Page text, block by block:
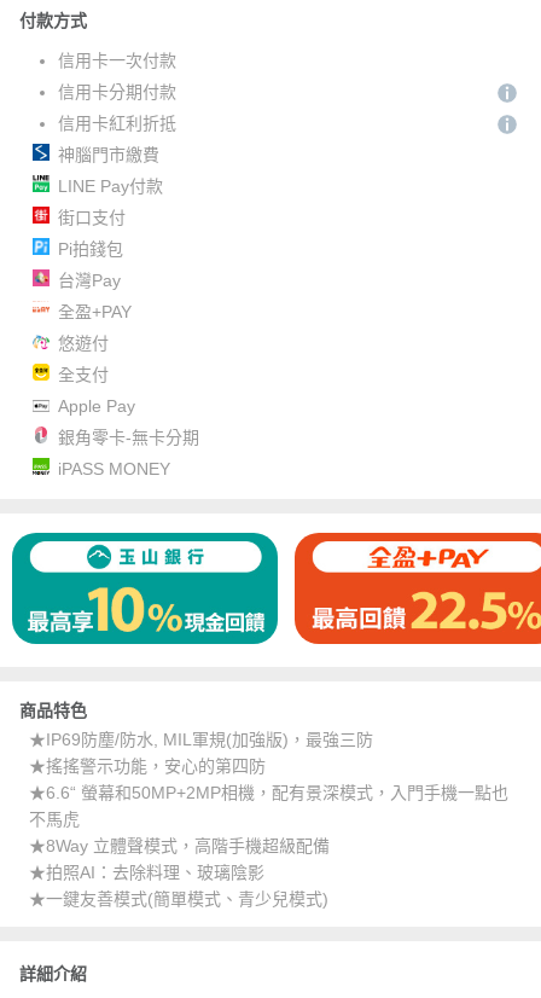
付款方式
信用卡一次付款
信用卡分期付款
信用卡紅利折抵
神腦門市繳費
LINE Pay付款
街口支付
Pi拍錢包
台灣Pay
全盈+PAY
悠遊付
全支付
Apple Pay
銀角零卡-無卡分期
iPASS MONEY
商品特色
★IP69防塵/防水, MIL軍規(加強版)，最強三防
★搖搖警示功能，安心的第四防
★6.6“ 螢幕和50MP+2MP相機，配有景深模式，入門手機一點也
不馬虎
★8Way 立體聲模式，高階手機超級配備
★拍照AI：去除料理、玻璃陰影
★一鍵友善模式(簡單模式、青少兒模式)
詳細介紹